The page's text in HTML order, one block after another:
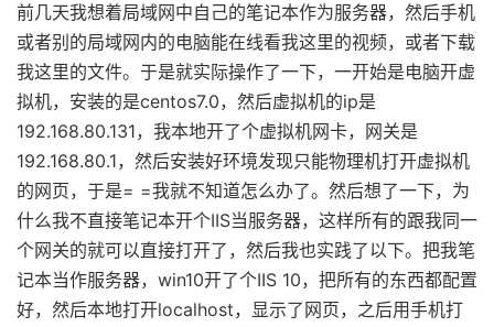
前几天我想着局域网中自己的笔记本作为服务器，然后手机
或者别的局域网内的电脑能在线看我这里的视频，或者下载
我这里的文件。于是就实际操作了一下，一开始是电脑开虚
拟机，安装的是centos7.0，然后虚拟机的ip是
192.168.80.131，我本地开了个虚拟机网卡，网关是
192.168.80.1，然后安装好环境发现只能物理机打开虚拟机
的网页，于是= =我就不知道怎么办了。然后想了一下，为
什么我不直接笔记本开个IIS当服务器，这样所有的跟我同一
个网关的就可以直接打开了，然后我也实践了以下。把我笔
记本当作服务器，win10开了个IIS 10，把所有的东西都配置
好，然后本地打开localhost，显示了网页，之后用手机打